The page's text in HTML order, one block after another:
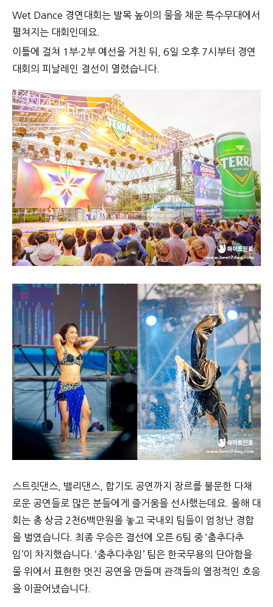
Wet Dance 경연대회는 발목 높이의 물을 채운 특수무대에서
펼쳐지는 대회인데요.
이틀에 걸쳐 1부·2부 예선을 거친 뒤, 6일 오후 7시부터 경연
대회의 피날레인 결선이 열렸습니다.
스트릿댄스, 밸리댄스, 합기도 공연까지 장르를 불문한 다채
로운 공연들로 많은 분들에게 즐거움을 선사했는데요. 올해 대
회는 총 상금 2천6백만원을 놓고 국내외 팀들이 엄청난 경합
을 벌였습니다. 최종 우승은 결선에 오른 6팀 중 ‘춤추다추
임’이 차지했습니다. ‘춤추다추임’ 팀은 한국무용의 단아함을
물 위에서 표현한 멋진 공연을 만들며 관객들의 열정적인 호응
을 이끌어냈습니다.